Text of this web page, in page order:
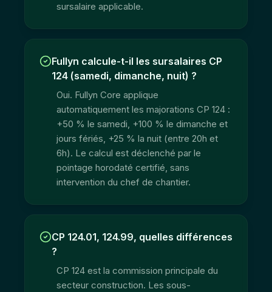
sursalaire applicable.
Fullyn calcule-t-il les sursalaires CP
124 (samedi, dimanche, nuit) ?
Oui. Fullyn Core applique
automatiquement les majorations CP 124 :
+50 % le samedi, +100 % le dimanche et
jours fériés, +25 % la nuit (entre 20h et
6h). Le calcul est déclenché par le
pointage horodaté certifié, sans
intervention du chef de chantier.
CP 124.01, 124.99, quelles différences
?
CP 124 est la commission principale du
secteur construction. Les sous-